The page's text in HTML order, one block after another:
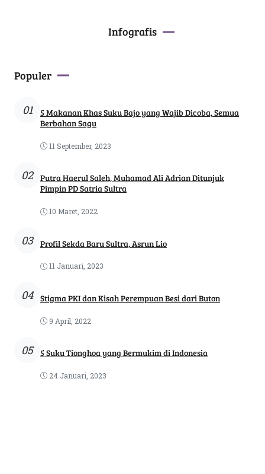
Infografis
Populer
01
5 Makanan Khas Suku Bajo yang Wajib Dicoba, Semua
Berbahan Sagu
11 September, 2023
02
Putra Haerul Saleh, Muhamad Ali Adrian Ditunjuk
Pimpin PD Satria Sultra
10 Maret, 2022
03 Profil Sekda Baru Sultra, Asrun Lio
11 Januari, 2023
04 Stigma PKI dan Kisah Perempuan Besi dari Buton
9 April, 2022
05 5 Suku Tionghoa yang Bermukim di Indonesia
24 Januari, 2023